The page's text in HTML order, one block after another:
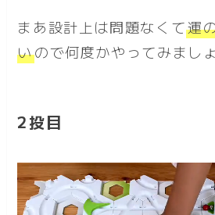
まあ設計上は問題なくて運
いので何度かやってみましょ
2投目